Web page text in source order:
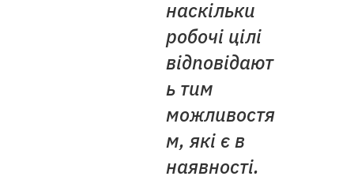
наскільки
робочі цілі
відповідают
ь тим
можливостя
м, які є в
наявності.